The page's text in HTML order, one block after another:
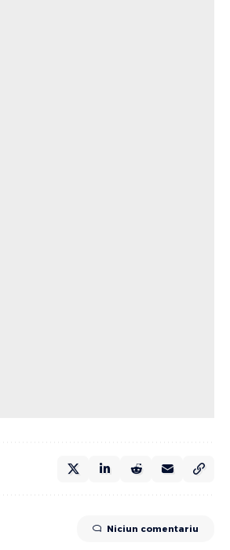
Niciun comentariu